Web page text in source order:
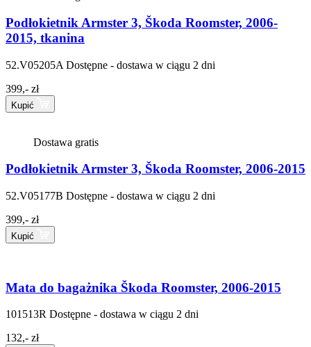
Podłokietnik Armster 3, Škoda Roomster, 2006-
2015, tkanina
52.V05205A Dostępne - dostawa w ciągu 2 dni
399,- zł
Kupić
Dostawa gratis
Podłokietnik Armster 3, Škoda Roomster, 2006-2015
52.V05177B Dostępne - dostawa w ciągu 2 dni
399,- zł
Kupić
Mata do bagażnika Škoda Roomster, 2006-2015
101513R Dostępne - dostawa w ciągu 2 dni
132,- zł